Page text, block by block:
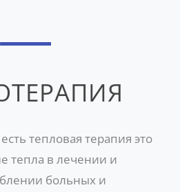
тепловая терапия это
тепла в лечении и
больных и